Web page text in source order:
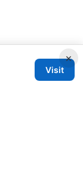
×
Visit